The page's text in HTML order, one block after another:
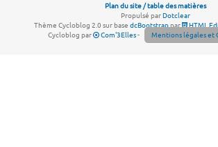
Plan du site / table des matières
Propulsé parDotclear
Thème Cycloblog 2.0 sur base dcBootstrappar HTML
Cycloblog par
Com'3Elles- Mentions légales et